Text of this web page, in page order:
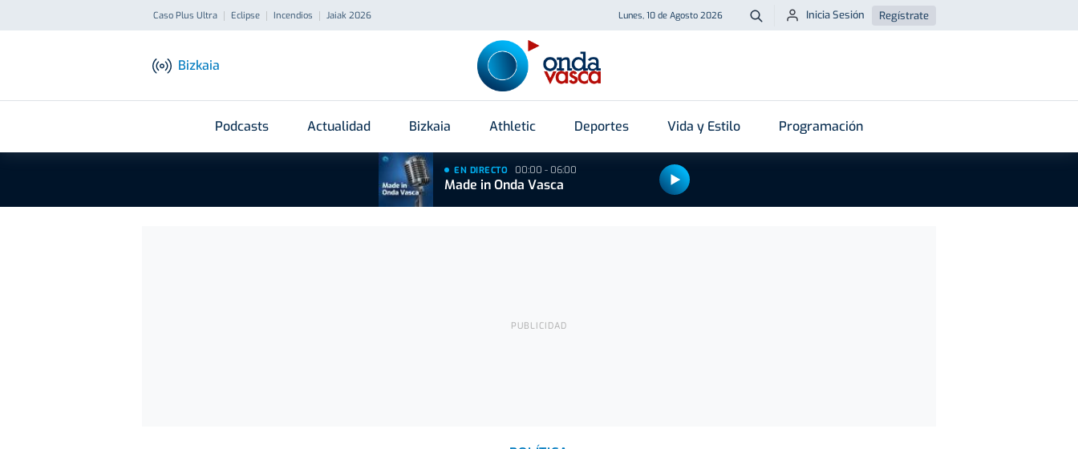
Caso Plus Ultra Eclipse Incendios Jaiak 2026 Lunes, 10 de Agosto 2026 Buscar
Inicia Sesión Regístrate
Bizkaia
Podcasts Actualidad Bizkaia Athletic Deportes Vida y Estilo Programación
EN DIRECTO 00:00 - 06:00
Made in Onda Vasca